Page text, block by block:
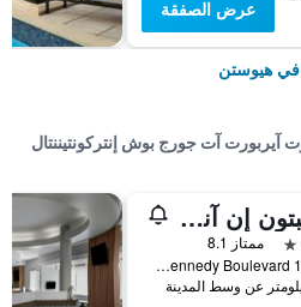
عرض الصفقة
في هيوستن
آيربورت آت جورج بوش إنتركونتيننتال
هامبتون إن آند سويتس هيوستون-بوش إنتركونتيننتال برت
ممتاز 8.1
15831 John F Kennedy Boulevard, هيوستن, TX, الولايات المتحدة الأميريكية